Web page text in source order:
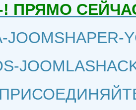
!-! ПРЯМО
JOOMSHAPER-